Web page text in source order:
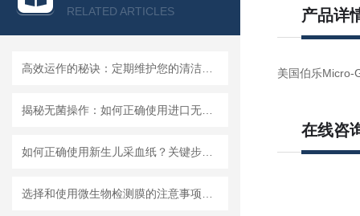
RELATED ARTICLES 产品详
美国伯乐Micro-
在线咨